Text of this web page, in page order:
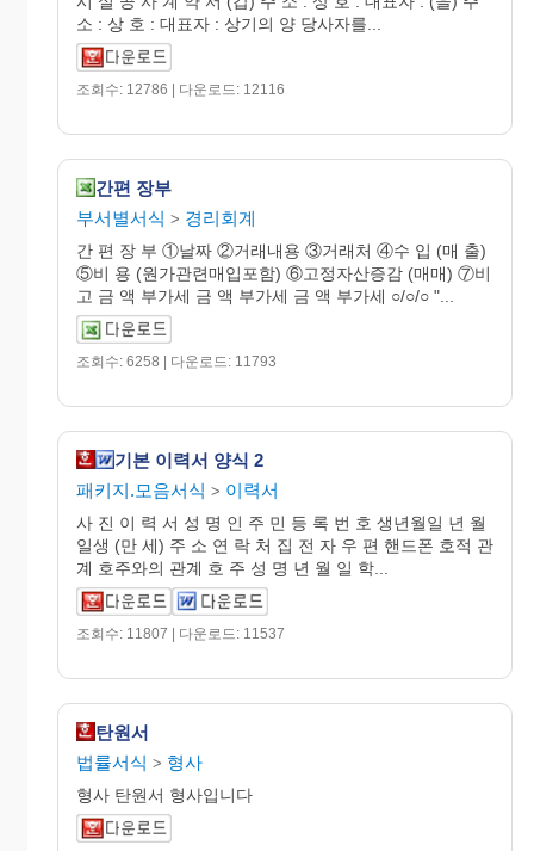
소 : 상 호 : 대표자 : 상기의 양 당사자를...
조회수: 12786 | 다운로드: 12116
간편 장부
부서별서식 > 경리회계
간 편 장 부 ①날짜 ②거래내용 ③거래처 ④수 입 (매 출)
⑤비 용 (원가관련매입포함) ⑥고정자산증감 (매매) ⑦비
고 금 액 부가세 금 액 부가세 금 액 부가세 ○/○/○ "...
조회수: 6258 | 다운로드: 11793
기본 이력서 양식 2
패키지.모음서식 > 이력서
사 진 이 력 서 성 명 인 주 민 등 록 번 호 생년월일 년 월
일생 (만 세) 주 소 연 락 처 집 전 자 우 편 핸드폰 호적 관
계 호주와의 관계 호 주 성 명 년 월 일 학...
조회수: 11807 | 다운로드: 11537
탄원서
법률서식 > 형사
형사 탄원서 형사입니다